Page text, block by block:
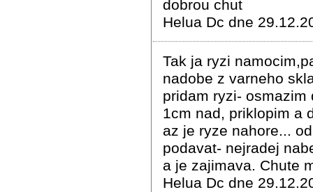
dobrou chut
Helua Dc dne
Tak ja ryzi
nadobe z varneho
pridam ryzi-
1cm nad, priklopim a
az je ryze nahore...
podavat- nejradej
a je zajimava. Chute
Helua Dc dne